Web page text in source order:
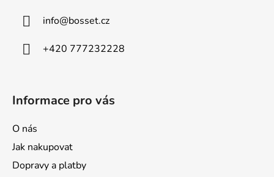
info@bosset.cz
+420 777232228
Informace pro vás
O nás
Jak nakupovat
Dopravy a platby